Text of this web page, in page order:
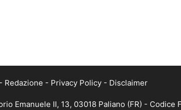
- Redazione - Privacy Policy - Disclaimer
Emanuele II, 13, 03018 Paliano (FR) -